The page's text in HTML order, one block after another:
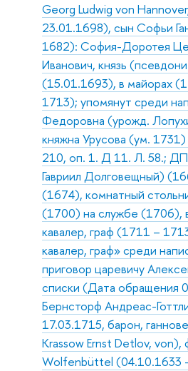
Georg Ludwig von
23.01.1698), сын Софьи
1682): София-Доротея
Иванович, князь
(15.01.1693), в майорах
1713); упомянут среди
Федоровна (урожд.
княжна Урусова (ум.
210, оп. 1. Д 11. Л. 58.;
Гавриил Долговещный)
(1674), комнатный
(1700) на службе (1706),
кавалер, граф (1711 –
кавалер, граф» среди
приговор царевичу
списки (Дата обращения
Бернсторф Андреас-
17.03.1715, барон,
Krassow Ernst Detlov,
Wolfenbüttel (04.10.1633